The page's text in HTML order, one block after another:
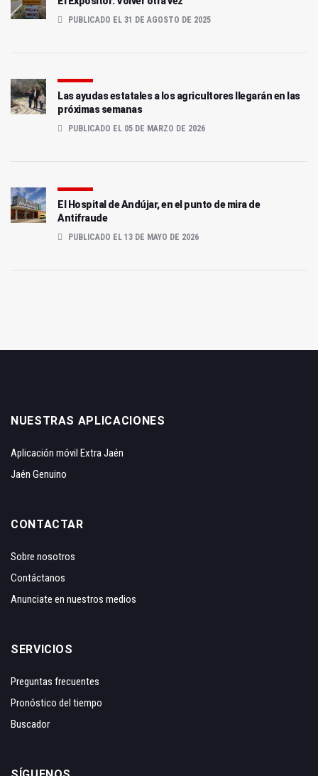
PUBLICADO EL 31 DE AGOSTO DE 2025
Las ayudas estatales a los agricultores llegarán en las
próximas semanas
PUBLICADO EL 05 DE MARZO DE 2026
El Hospital de Andújar, en el punto de mira de
Antifraude
PUBLICADO EL 13 DE MAYO DE 2026
NUESTRAS APLICACIONES
Aplicación móvil Extra Jaén
Jaén Genuino
CONTACTAR
Sobre nosotros
Contáctanos
Anunciate en nuestros medios
SERVICIOS
Preguntas frecuentes
Pronóstico del tiempo
Buscador